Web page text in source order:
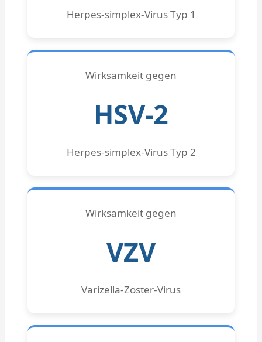
Herpes-simplex-Virus Typ 1
Wirksamkeit gegen
HSV-2
Herpes-simplex-Virus Typ 2
Wirksamkeit gegen
VZV
Varizella-Zoster-Virus